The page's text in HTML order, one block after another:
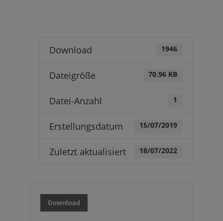
Download 1946
Dateigröße 70.96 KB
Datei-Anzahl 1
Erstellungsdatum 15/07/2019
Zuletzt aktualisiert 18/07/2022
Download